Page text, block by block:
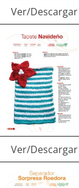
Ver/Descargar
Ver/Descargar